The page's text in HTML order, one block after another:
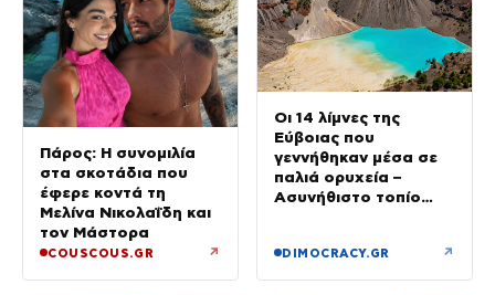
Πάρος: Η συνομιλία
στα σκοτάδια που
έφερε κοντά τη
Μελίνα Νικολαΐδη και
τον Μάστορα
COUSCOUS.GR ↗
Οι 14 λίμνες της
Εύβοιας που
γεννήθηκαν μέσα σε
παλιά ορυχεία –
Ασυνήθιστο τοπίο
DIMOCRACY.GR ↗